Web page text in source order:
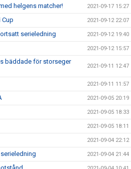
helgens matcher! 2021-09-17 15:27
2021-09-12 22:07
serieledning 2021-09-12 19:40
2021-09-12 15:57
bäddade för storseger
2021-09-11 12:47
2021-09-11 11:57
2021-09-05 20:19
2021-09-05 18:33
2021-09-05 18:11
2021-09-04 22:12
2021-09-04 21:44